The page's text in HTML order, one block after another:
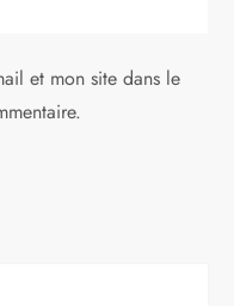
et mon site dans le